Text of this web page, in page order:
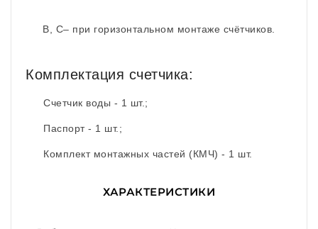
B, С– при горизонтальном монтаже счётчиков.
Комплектация счетчика:
Счетчик воды - 1 шт.;
Паспорт - 1 шт.;
Комплект монтажных частей (КМЧ) - 1 шт.
ХАРАКТЕРИСТИКИ